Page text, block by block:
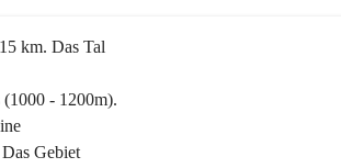
km. Das Tal
- 1200m).
Gebiet